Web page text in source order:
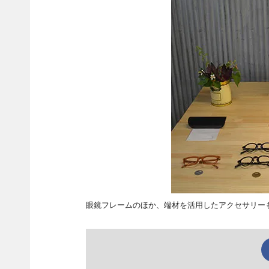
眼鏡フレームのほか、端材を活用したアクセサリー